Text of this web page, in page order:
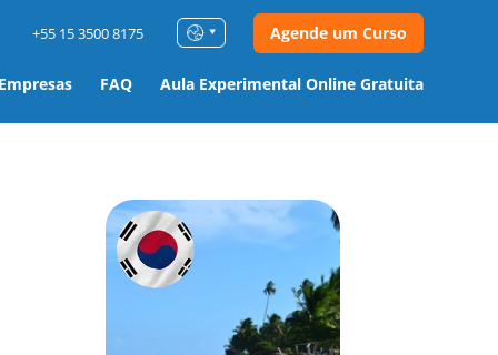
FAQ Aula Experimental Online Gratuita
+55 15 3500 8175 Agende um Curso